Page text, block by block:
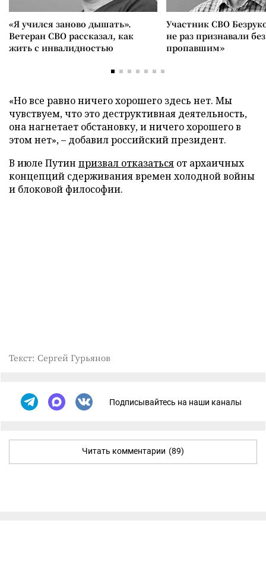
«Я учился заново дышать».
Ветеран СВО рассказал, как
жить с инвалидностью
Участник СВО
не раз признавали
пропавшим»
«Но все равно ничего хорошего здесь нет. Мы
чувствуем, что это деструктивная деятельность,
она нагнетает обстановку, и ничего хорошего в
этом нет», – добавил российский президент.
В июле Путин призвал отказаться от архаичных
концепций сдерживания времен холодной войны
и блоковой философии.
Текст: Сергей Гурьянов
Подписывайтесь на наши каналы
Читать комментарии (89)